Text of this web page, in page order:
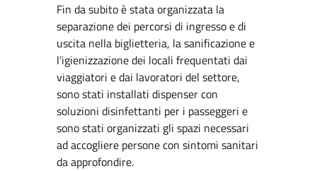
Fin da subito è stata organizzata la
separazione dei percorsi di ingresso e di
uscita nella biglietteria, la sanificazione e
l’igienizzazione dei locali frequentati dai
viaggiatori e dai lavoratori del settore,
sono stati installati dispenser con
soluzioni disinfettanti per i passeggeri e
sono stati organizzati gli spazi necessari
ad accogliere persone con sintomi sanitari
da approfondire.